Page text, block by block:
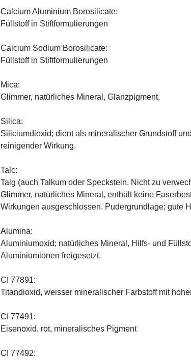
Calcium Aluminium Borosilicate:
Füllstoff in Stiftformulierungen
Calcium Sodium Borosilicate:
Füllstoff in Stiftformulierungen
Mica:
Glimmer, natürliches Mineral, Glanzpigment.
Silica:
Siliciumdioxid; dient als mineralischer Grundstoff
reinigender Wirkung.
Talc:
Talg (auch Talkum oder Speckstein. Nicht zu
Glimmer, natürliches Mineral, enthält keine
Wirkungen ausgeschlossen. Pudergrundlage; gute
Alumina:
Aluminiumoxid; natürliches Mineral, Hilfs- und
Aluminiumionen freigesetzt.
CI 77891:
Titandioxid, weisser mineralischer Farbstoff mit
CI 77491:
Eisenoxid, rot, mineralisches Pigment
CI 77492: